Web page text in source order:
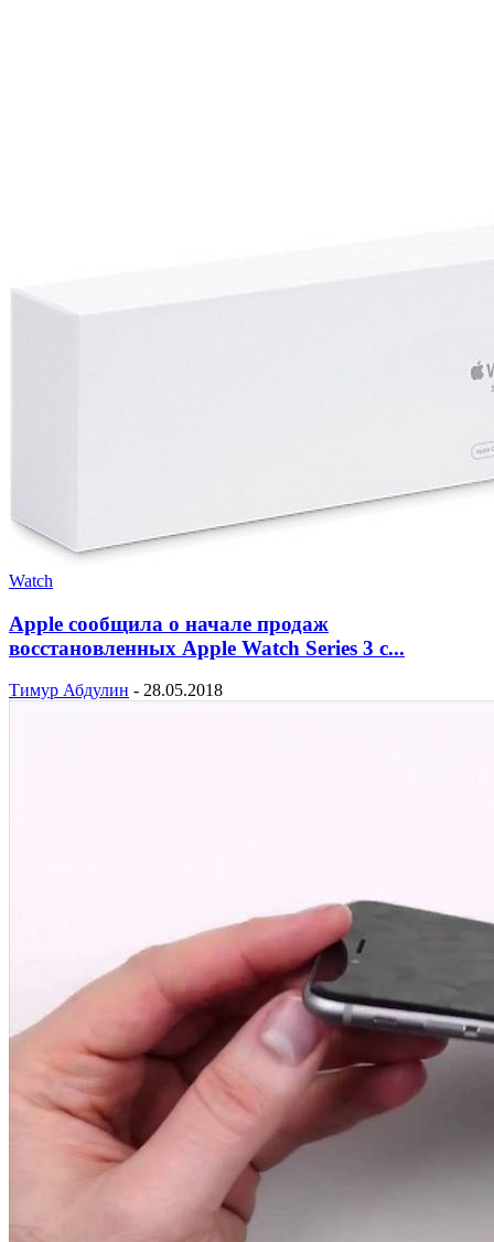
Watch
Apple сообщила о начале продаж
восстановленных Apple Watch Series 3 с...
Тимур Абдулин - 28.05.2018